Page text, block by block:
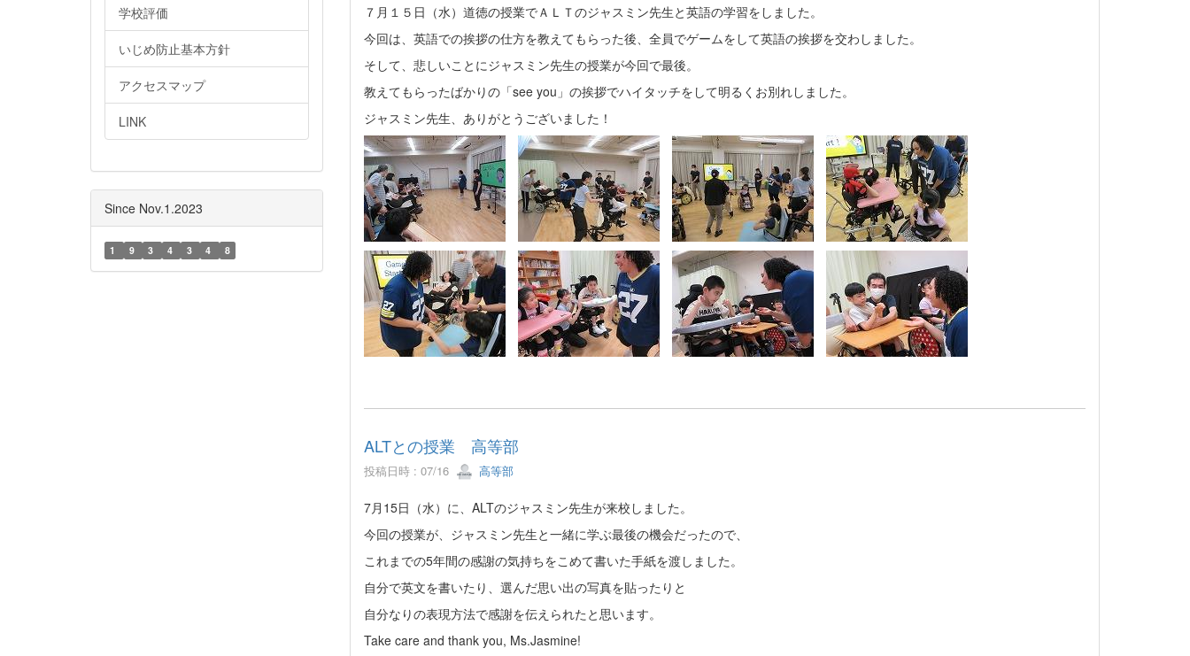
７月１５日（水）道徳の授業でＡＬＴのジャスミン先生と英語の学習をしました。
今回は、英語での挨拶の仕方を教えてもらった後、全員でゲームをして英語の挨拶を交わしました。
そして、悲しいことにジャスミン先生の授業が今回で最後。
教えてもらったばかりの「see you」の挨拶でハイタッチをして明るくお別れしました。
ジャスミン先生、ありがとうございました！
ALTとの授業 高等部
投稿日時 : 07/16 高等部
7月15日（水）に、ALTのジャスミン先生が来校しました。
今回の授業が、ジャスミン先生と一緒に学ぶ最後の機会だったので、
これまでの5年間の感謝の気持ちをこめて書いた手紙を渡しました。
自分で英文を書いたり、選んだ思い出の写真を貼ったりと
自分なりの表現方法で感謝を伝えられたと思います。
Take care and thank you, Ms.Jasmine!
学校評価
いじめ防止基本方針
アクセスマップ
LINK
Since Nov.1.2023
1 9 3 4 3 4 8